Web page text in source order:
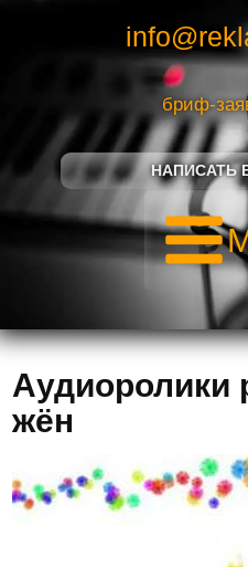
бриф-
НАПИСАТЬ В
Аудиоролики
жён